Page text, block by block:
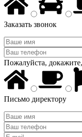
Заказать звонок
Пожалуйста,
Письмо директору